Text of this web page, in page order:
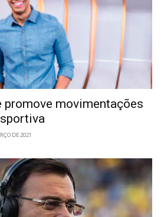
promove movimentações
DE 2021